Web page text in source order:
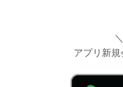
アプリ新